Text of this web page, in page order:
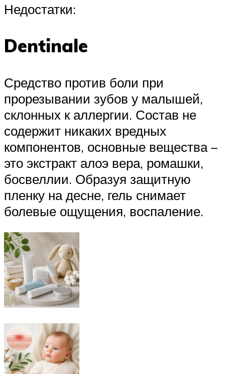
Недостатки:
Dentinale
Средство против боли при
прорезывании зубов у малышей,
склонных к аллергии. Состав не
содержит никаких вредных
компонентов, основные вещества –
это экстракт алоэ вера, ромашки,
босвеллии. Образуя защитную
пленку на десне, гель снимает
болевые ощущения, воспаление.